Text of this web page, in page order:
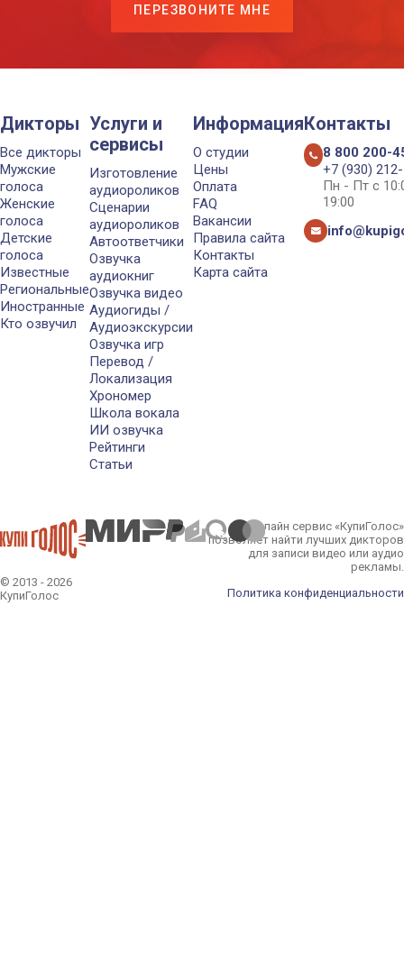
ПЕРЕЗВОНИТЕ МНЕ
Дикторы
Все дикторы
Мужские
голоса
Женские
голоса
Детские
голоса
Известные
Региональные
Иностранные
Кто озвучил
Услуги и
сервисы
Изготовление
аудиороликов
Сценарии
аудиороликов
Автоответчики
Озвучка
аудиокниг
Озвучка видео
Аудиогиды /
Аудиоэкскурсии
Озвучка игр
Перевод /
Локализация
Хрономер
Школа вокала
ИИ озвучка
Рейтинги
Статьи
Информация
О студии
Цены
Оплата
FAQ
Вакансии
Правила сайта
Контакты
Карта сайта
Контакты
8 800 200-
+7 (930)
Пн - Пт с
19:00
© 2013 - 2026
КупиГолос
Онлайн сервис «КупиГолос»
позволяет найти лучших дикторов
для записи видео или аудио
рекламы.
Политика конфиденциальности